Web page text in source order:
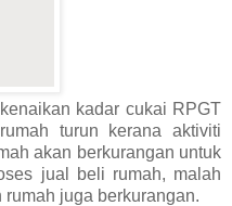
kadar cukai RPGT
turun kerana aktiviti
akan berkurangan untuk
jual beli rumah, malah
juga berkurangan.